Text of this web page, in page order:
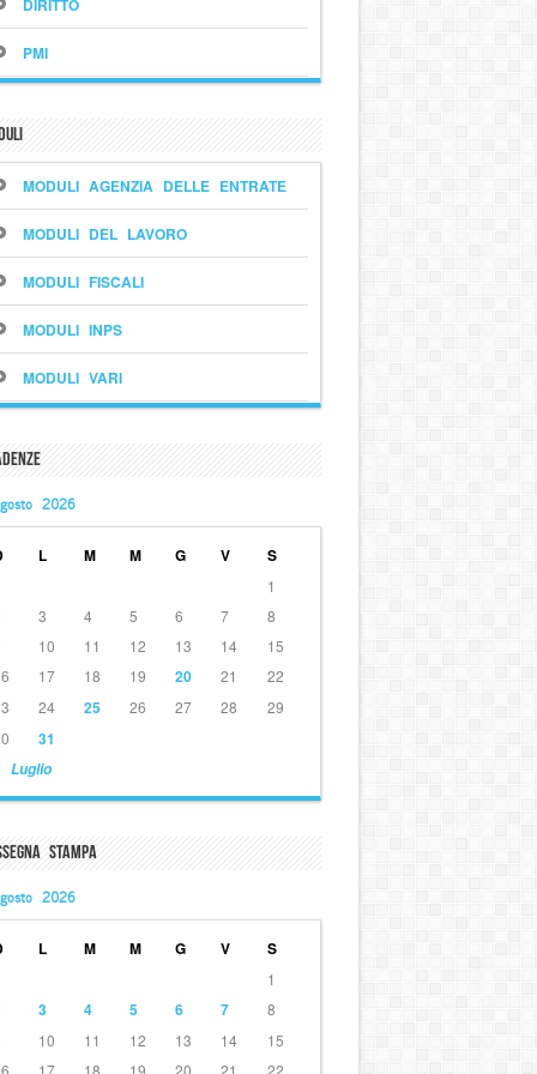
DIRITTO
PMI
MODULI AGENZIA DELLE ENTRATE
MODULI DEL LAVORO
MODULI FISCALI
MODULI INPS
MODULI VARI
2026
L M M G V S
Luglio
1
3 4 5 6 7
8
10 11 12 13 14
15
17 18 19 20 21
22
24 25 26 27 28
29
31
Stampa
2026
L M M G V S
1
3 4 5 6 7
8
10 11 12 13 14
15
17 18 19 20 21 22